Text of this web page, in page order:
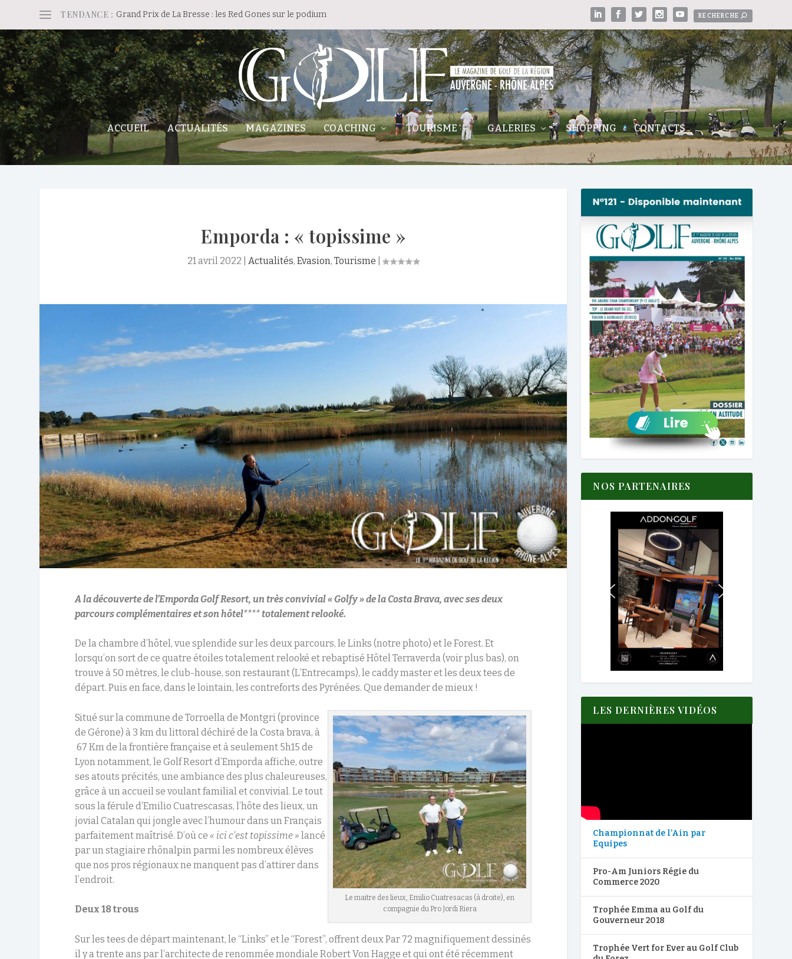
TENDANCE : Grand Prix de La Bresse : les Red Gones sur le podium
ACCUEIL ACTUALITÉS MAGAZINES COACHING TOURISME GALERIES SHOPPING CONTACTS
Emporda : « topissime »
21 avril 2022 |Actualités,Evasion,Tourisme |
A la découverte de l’Emporda Golf Resort, un très convivial « Golfy » de la Costa Brava, avec ses deux
parcours complémentaires et son hôtel**** totalement relooké.
De la chambre d’hôtel, vue splendide sur les deux parcours, le Links (notre photo) et le Forest. Et
lorsqu’on sort de ce quatre étoiles totalement relooké et rebaptisé Hôtel Terraverda (voir plus bas), on
trouve à 50 mètres, le club-house, son restaurant (L’Entrecamps), le caddy master et les deux tees de
départ. Puis en face, dans le lointain, les contreforts des Pyrénées. Que demander de mieux !
Le maitre des lieux, Emilio Cuatresacas (à droite), en
compagnie du Pro Jordi Riera
Situé sur la commune de Torroella de Montgri (province
de Gérone) à 3 km du littoral déchiré de la Costa brava, à
67 Km de la frontière française et à seulement 5h15 de
Lyon notamment, le Golf Resort d’Emporda affiche, outre
ses atouts précités, une ambiance des plus chaleureuses,
grâce à un accueil se voulant familial et convivial. Le tout
sous la férule d’Emilio Cuatrescasas, l’hôte des lieux, un
jovial Catalan qui jongle avec l’humour dans un Français
parfaitement maîtrisé. D’où ce « ici c’est topissime » lancé
par un stagiaire rhônalpin parmi les nombreux élèves
que nos pros régionaux ne manquent pas d’attirer dans
l’endroit.
Deux 18 trous
Sur les tees de départ maintenant, le “Links” et le “Forest”, offrent deux Par 72 magnifiquement dessinés
il y a trente ans par l’architecte de renommée mondiale Robert Von Hagge et qui ont été récemment
NOS PARTENAIRES
LES DERNIÈRES VIDÉOS
Championnat de l’Ain par
Equipes
Pro-Am Juniors Régie du
Commerce 2020
Trophée Emma au Golf du
Gouverneur 2018
Trophée Vert for Ever au Golf Club